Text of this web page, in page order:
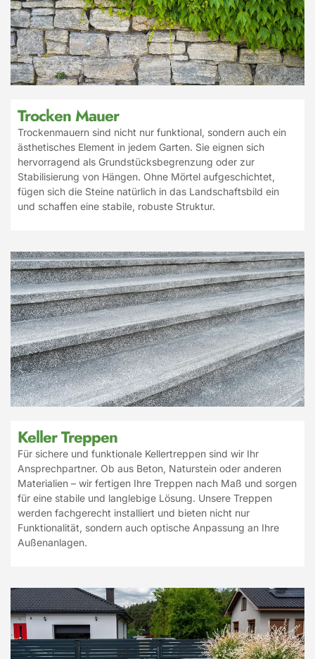
Trocken Mauer
Trockenmauern sind nicht nur funktional, sondern auch ein
ästhetisches Element in jedem Garten. Sie eignen sich
hervorragend als Grundstücksbegrenzung oder zur
Stabilisierung von Hängen. Ohne Mörtel aufgeschichtet,
fügen sich die Steine natürlich in das Landschaftsbild ein
und schaffen eine stabile, robuste Struktur.
Keller Treppen
Für sichere und funktionale Kellertreppen sind wir Ihr
Ansprechpartner. Ob aus Beton, Naturstein oder anderen
Materialien – wir fertigen Ihre Treppen nach Maß und sorgen
für eine stabile und langlebige Lösung. Unsere Treppen
werden fachgerecht installiert und bieten nicht nur
Funktionalität, sondern auch optische Anpassung an Ihre
Außenanlagen.